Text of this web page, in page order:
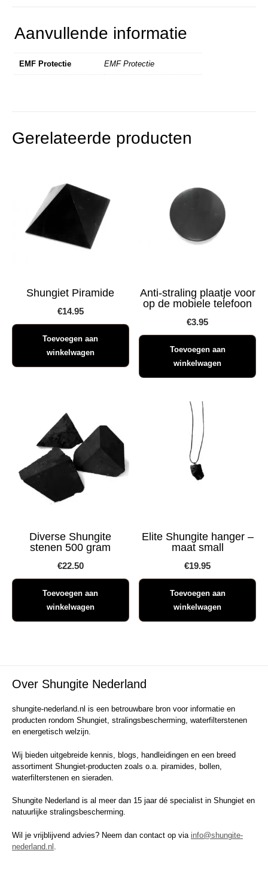
Aanvullende informatie
EMF Protectie EMF Protectie
Gerelateerde producten
Shungiet Piramide
€14.95
Toevoegen aan
winkelwagen
Anti-straling plaatje voor
op de mobiele telefoon
€3.95
Toevoegen aan
winkelwagen
Diverse Shungite
stenen 500 gram
€22.50
Toevoegen aan
winkelwagen
Elite Shungite hanger –
maat small
€19.95
Toevoegen aan
winkelwagen
Over Shungite Nederland
shungite-nederland.nl is een betrouwbare bron voor informatie en
producten rondom Shungiet, stralingsbescherming, waterfilterstenen
en energetisch welzijn.
Wij bieden uitgebreide kennis, blogs, handleidingen en een breed
assortiment Shungiet-producten zoals o.a. piramides, bollen,
waterfilterstenen en sieraden.
Shungite Nederland is al meer dan 15 jaar dé specialist in Shungiet en
natuurlijke stralingsbescherming.
Wil je vrijblijvend advies? Neem dan contact op via info@shungite-
nederland.nl